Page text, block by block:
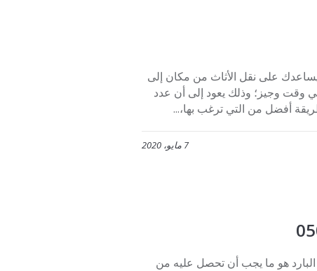
هي الحل الأمثل الذي يساعدك على نقل الأثاث من مكان إلى
وقت وجيز؛ وذلك يعود إلى أن عدد
أفضل من التي ترغب بها،...
7 مايو، 2020
0507273739 ليس فقط الهواء البارد هو ما يجب أن تحصل عليه من